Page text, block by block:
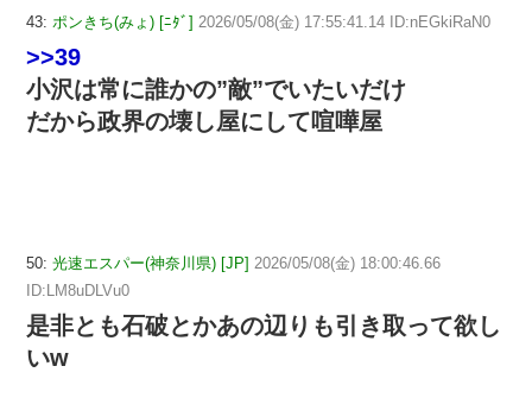
43: ポンきち(みょ) [ﾆﾀﾞ] 2026/05/08(金) 17:55:41.14 ID:nEGkiRaN0
>>39
小沢は常に誰かの”敵”でいたいだけ
だから政界の壊し屋にして喧嘩屋
50: 光速エスパー(神奈川県) [JP] 2026/05/08(金) 18:00:46.66
ID:LM8uDLVu0
是非とも石破とかあの辺りも引き取って欲し
いw